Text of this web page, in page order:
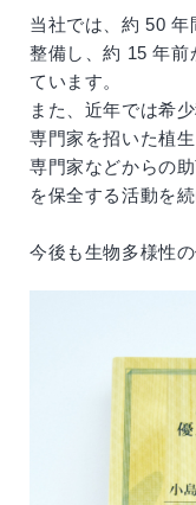
当社では、約 50 年
整備し、約 15 年前
ています。
また、近年では希
専門家を招いた植
専門家などからの
を保全する活動を
今後も生物多様性